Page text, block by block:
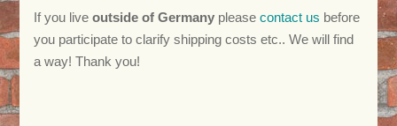
If you live outside of Germany please contact us before
you participate to clarify shipping costs etc.. We will find
a way! Thank you!